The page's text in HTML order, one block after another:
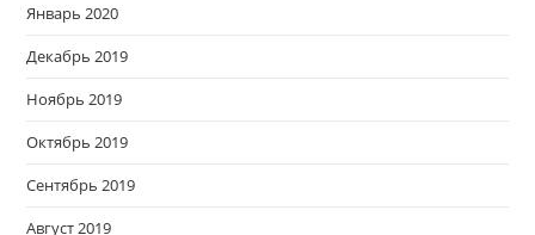
Январь 2020
Декабрь 2019
Ноябрь 2019
Октябрь 2019
Сентябрь 2019
Август 2019